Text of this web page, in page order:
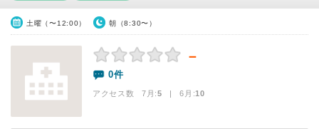
土曜（〜12:00） 朝（8:30〜）
－
0件
アクセス数 7月:5 | 6月:10